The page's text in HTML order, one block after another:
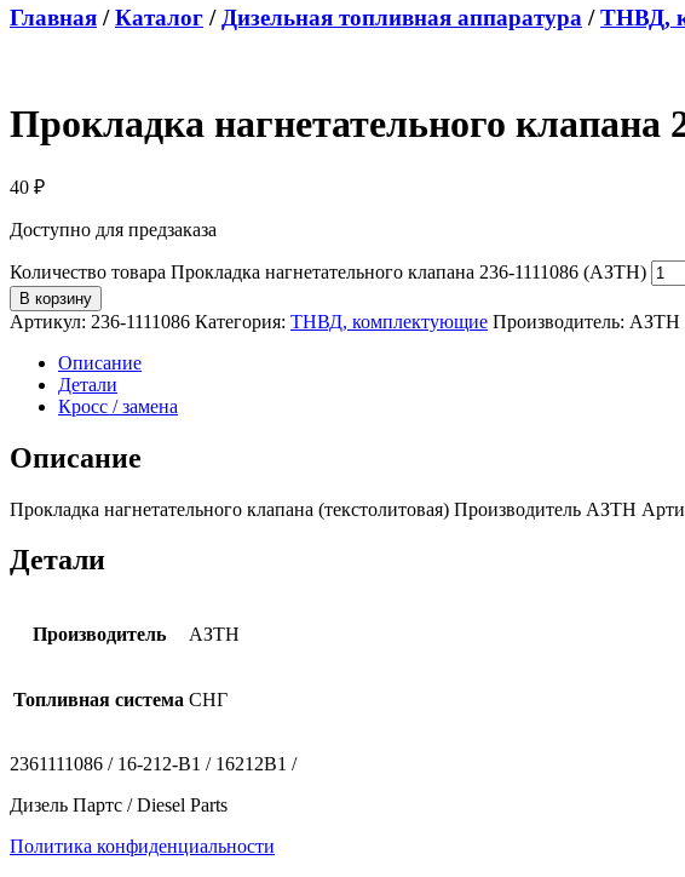
Главная /Каталог / Дизельная топливная аппаратура /ТНВД,
Прокладка нагнетательного клапана
40 ₽
Доступно для предзаказа
Количество товара Прокладка нагнетательного клапана 236-1111086 (АЗТН)
В корзину
Артикул: 236-1111086 Категория: ТНВД, комплектующие Производитель: АЗТН
Описание
Детали
Кросс / замена
Описание
Прокладка нагнетательного клапана (текстолитовая) Производитель АЗТН
Детали
Производитель АЗТН
Топливная система СНГ
2361111086 / 16-212-В1 / 16212В1 /
Дизель Партс / Diesel Parts
Политика конфиденциальности